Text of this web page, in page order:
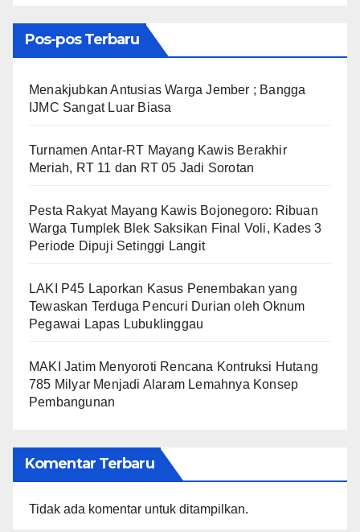
Pos-pos Terbaru
Menakjubkan Antusias Warga Jember ; Bangga
IJMC Sangat Luar Biasa
Turnamen Antar-RT Mayang Kawis Berakhir
Meriah, RT 11 dan RT 05 Jadi Sorotan
​Pesta Rakyat Mayang Kawis Bojonegoro: Ribuan
Warga Tumplek Blek Saksikan Final Voli, Kades 3
Periode Dipuji Setinggi Langit
LAKI P45 Laporkan Kasus Penembakan yang
Tewaskan Terduga Pencuri Durian oleh Oknum
Pegawai Lapas Lubuklinggau
MAKI Jatim Menyoroti Rencana Kontruksi Hutang
785 Milyar Menjadi Alaram Lemahnya Konsep
Pembangunan
Komentar Terbaru
Tidak ada komentar untuk ditampilkan.